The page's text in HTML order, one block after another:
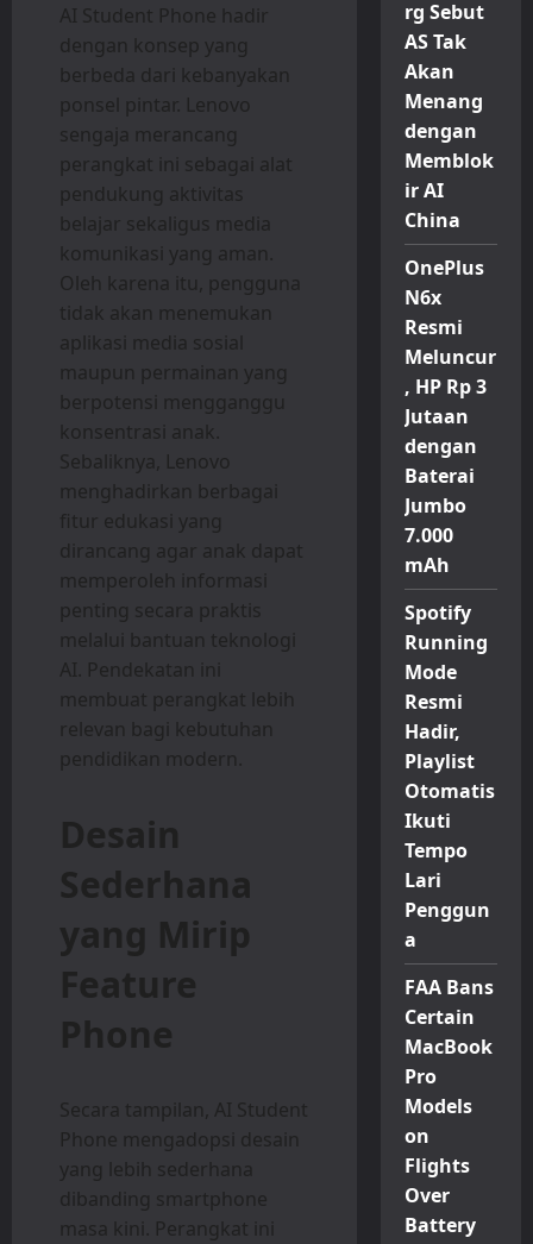
AI Student Phone hadir
dengan konsep yang
berbeda dari kebanyakan
ponsel pintar. Lenovo
sengaja merancang
perangkat ini sebagai alat
pendukung aktivitas
belajar sekaligus media
komunikasi yang aman.
Oleh karena itu, pengguna
tidak akan menemukan
aplikasi media sosial
maupun permainan yang
berpotensi mengganggu
konsentrasi anak.
Sebaliknya, Lenovo
menghadirkan berbagai
fitur edukasi yang
dirancang agar anak dapat
memperoleh informasi
penting secara praktis
melalui bantuan teknologi
AI. Pendekatan ini
membuat perangkat lebih
relevan bagi kebutuhan
pendidikan modern.
Desain
Sederhana
yang Mirip
Feature
Phone
Secara tampilan, AI Student
Phone mengadopsi desain
yang lebih sederhana
dibanding smartphone
masa kini. Perangkat ini
rg Sebut
AS Tak
Akan
Menang
dengan
Memblok
ir AI
China
OnePlus
N6x
Resmi
Meluncur
, HP Rp 3
Jutaan
dengan
Baterai
Jumbo
7.000
mAh
Spotify
Running
Mode
Resmi
Hadir,
Playlist
Otomatis
Ikuti
Tempo
Lari
Penggun
a
FAA Bans
Certain
MacBook
Pro
Models
on
Flights
Over
Battery